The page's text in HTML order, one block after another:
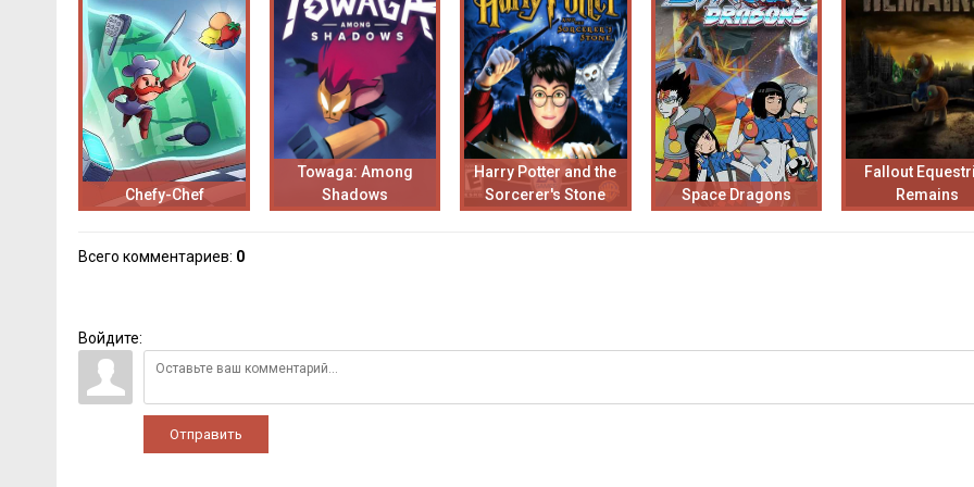
Chefy-Chef
Towaga: Among
Shadows
Harry Potter and the
Sorcerer's Stone
Space Dragons
Fallout
Remains
Всего комментариев: 0
Войдите:
Отправить